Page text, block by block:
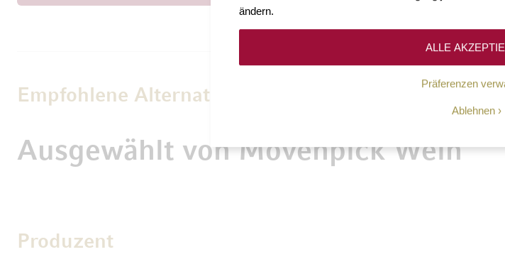
ändern.
Präferenzen
Ablehnen
ALLE
Empfohlene Alternativen
Ausgewählt von Mövenpick Wein
Produzent